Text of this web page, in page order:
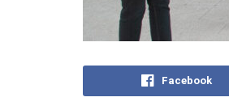
Facebook